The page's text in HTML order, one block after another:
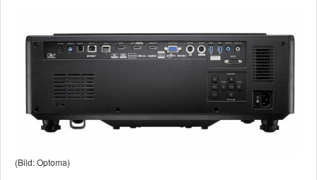
(Bild: Optoma)